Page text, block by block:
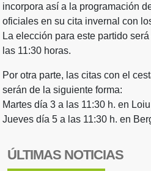
incorpora así a la programación
oficiales en su cita invernal con
La elección para este partido
las 11:30 horas.
Por otra parte, las citas con el
serán de la siguiente forma:
Martes día 3 a las 11:30 h. en
Jueves día 5 a las 11:30 h. en
ÚLTIMAS NOTICIAS